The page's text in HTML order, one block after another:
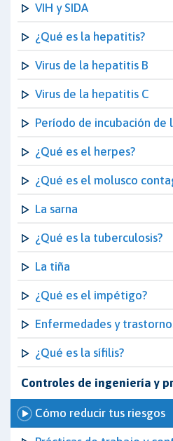
VIH y SIDA
¿Qué es la hepatitis?
Virus de la hepatitis B
Virus de la hepatitis C
Período de incubación de
¿Qué es el herpes?
¿Qué es el molusco
La sarna
¿Qué es la tuberculosis?
La tiña
¿Qué es el impétigo?
Enfermedades y
¿Qué es la sífilis?
Controles de ingeniería y
Cómo reducir tus riesgos